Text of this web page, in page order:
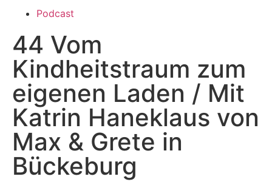
Podcast
44 Vom
Kindheitstraum zum
eigenen Laden / Mit
Katrin Haneklaus von
Max & Grete in
Bückeburg